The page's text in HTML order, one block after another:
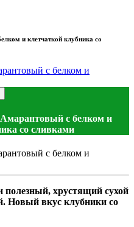
и клетчаткой клубника со
с белком и
со сливками
хрустящий сухой
Новый вкус клубники со